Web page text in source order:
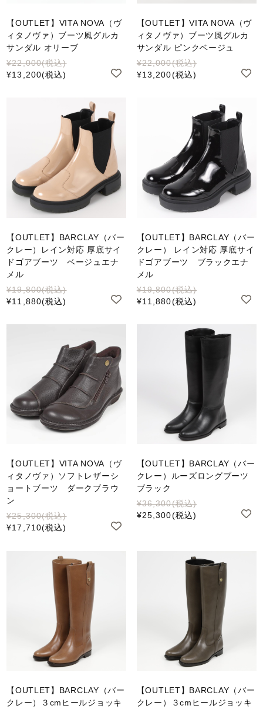
【OUTLET】VITA NOVA（ヴ
ィタノヴァ）ブーツ風グルカ
サンダル オリーブ
¥22,000(税込)
¥13,200(税込)
【OUTLET】VITA NOVA（ヴ
ィタノヴァ）ブーツ風グルカ
サンダル ピンクベージュ
¥22,000(税込)
¥13,200(税込)
【OUTLET】BARCLAY（バー
クレー）レイン対応 厚底サイ
ドゴアブーツ ベージュエナ
メル
¥19,800(税込)
¥11,880(税込)
【OUTLET】BARCLAY（バー
クレー） レイン対応 厚底サイ
ドゴアブーツ ブラックエナ
メル
¥19,800(税込)
¥11,880(税込)
【OUTLET】VITA NOVA（ヴ
ィタノヴァ）ソフトレザーシ
ョートブーツ ダークブラウ
ン
¥25,300(税込)
¥17,710(税込)
【OUTLET】BARCLAY（バー
クレー）ルーズロングブーツ
ブラック
¥36,300(税込)
¥25,300(税込)
【OUTLET】BARCLAY（バー
クレー）３cmヒールジョッキ
【OUTLET】BARCLAY（バー
クレー）３cmヒールジョッキ